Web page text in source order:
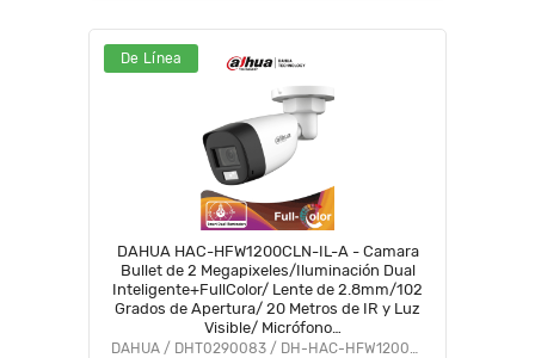
De Línea
DAHUA HAC-HFW1200CLN-IL-A - Camara
Bullet de 2 Megapixeles/Iluminación Dual
Inteligente+FullColor/ Lente de 2.8mm/102
Grados de Apertura/ 20 Metros de IR y Luz
Visible/ Micrófono
Integrado/IP67/Soporta:CVI/CVBS/AHD/TVI/#VolDH
DAHUA / DHT0290083 / DH-HAC-HFW1200CLN-IL-A